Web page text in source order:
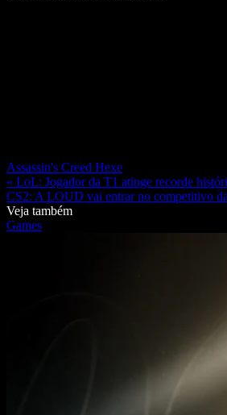
Assassin's Creed Hexe
« LoL: Jogador da T1 atinge recorde
CS2: A LOUD vai entrar no competitivo
Veja também
Games